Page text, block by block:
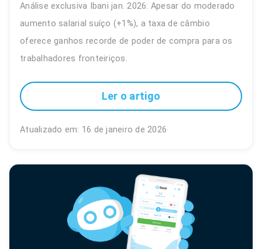
Análise exclusiva Ibani jan. 2026: Apesar do moderado
aumento salarial suíço (+1%), a taxa de câmbio
oferece ganhos recorde de poder de compra para os
trabalhadores fronteiriços.
Ler o artigo
Atualizado em: 16 de janeiro de 2026